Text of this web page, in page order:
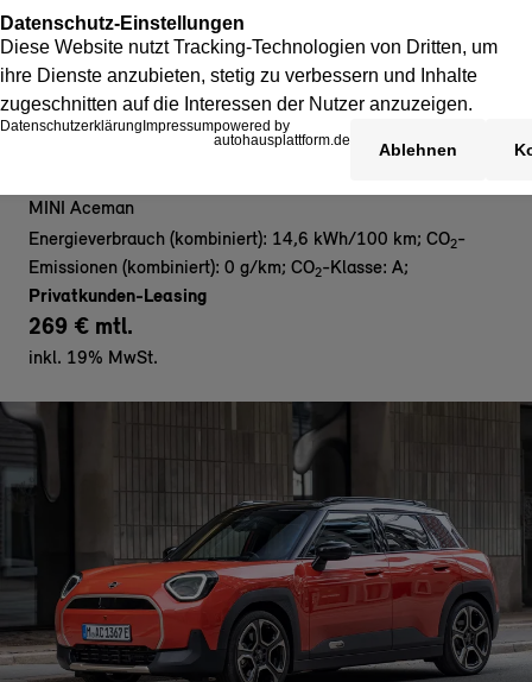
MINI Aceman
Energieverbrauch (kombiniert): 14,6 kWh/100 km; CO2-
Emissionen (kombiniert): 0 g/km; CO2-Klasse: A;
Privatkunden-Leasing
269 € mtl.
inkl. 19% MwSt.